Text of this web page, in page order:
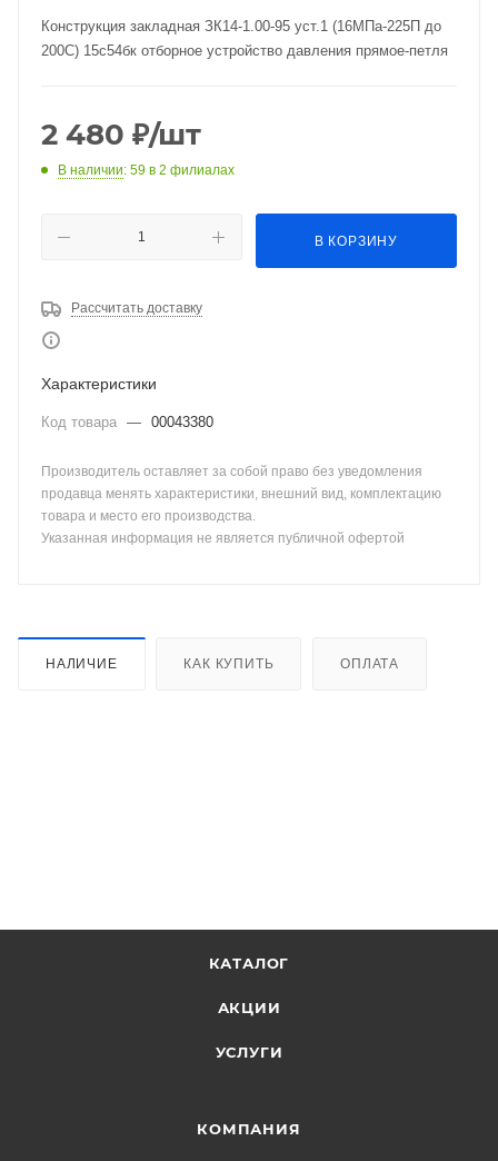
Конструкция закладная ЗК14-1.00-95 уст.1 (16МПа-225П до
200С) 15с54бк отборное устройство давления прямое-петля
2 480 ₽/шт
В наличии: 59 в 2 филиалах
В КОРЗИНУ
Рассчитать доставку
Характеристики
Код товара — 00043380
Производитель оставляет за собой право без уведомления
продавца менять характеристики, внешний вид, комплектацию
товара и место его производства.
Указанная информация не является публичной офертой
НАЛИЧИЕ КАК КУПИТЬ ОПЛАТА
КАТАЛОГ
АКЦИИ
УСЛУГИ
КОМПАНИЯ